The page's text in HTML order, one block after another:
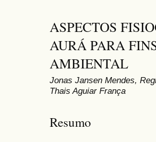
ASPECTOS
AURÁ PARA
AMBIENTAL
Jonas Jansen Mendes,
Thais Aguiar França
Resumo